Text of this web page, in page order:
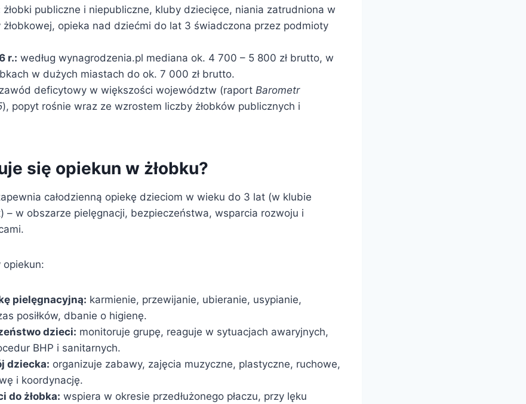
żłobki publiczne i niepubliczne, kluby dziecięce, niania zatrudniona w
opieka nad dziećmi do lat 3 świadczona przez podmioty
r.: według wynagrodzenia.pl mediana ok. 4 700 – 5 800 zł brutto, w
w dużych miastach do ok. 7 000 zł brutto.
zawód deficytowy w większości województw (raport Barometr
), popyt rośnie wraz ze wzrostem liczby żłobków publicznych i
się opiekun w żłobku?
całodzienną opiekę dzieciom w wieku do 3 lat (w klubie
– w obszarze pielęgnacji, bezpieczeństwa, wsparcia rozwoju i
opiekun:
pielęgnacyjną: karmienie, przewijanie, ubieranie, usypianie,
posiłków, dbanie o higienę.
dzieci: monitoruje grupę, reaguje w sytuacjach awaryjnych,
BHP i sanitarnych.
dziecka: organizuje zabawy, zajęcia muzyczne, plastyczne, ruchowe,
i koordynację.
do żłobka: wspiera w okresie przedłużonego płaczu, przy lęku